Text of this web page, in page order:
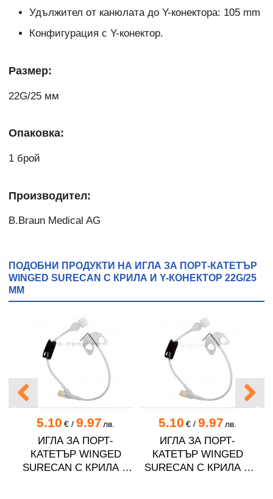
Удължител от канюлата до Y-конектора: 105 mm
Конфигурация с Y-конектор.
Размер:
22G/25 мм
Опаковка:
1 брой
Производител:
B.Braun Medical AG
ПОДОБНИ ПРОДУКТИ НА ИГЛА ЗА ПОРТ-КАТЕТЪР
WINGED SURECAN С КРИЛА И Y-КОНЕКТОР 22G/25
ММ
5.10 €/ 9.97 лв.
ИГЛА ЗА ПОРТ-
КАТЕТЪР WINGED
SURECAN С КРИЛА И
5.10 €/ 9.97 лв.
ИГЛА ЗА ПОРТ-
КАТЕТЪР WINGED
SURECAN С КРИЛА И